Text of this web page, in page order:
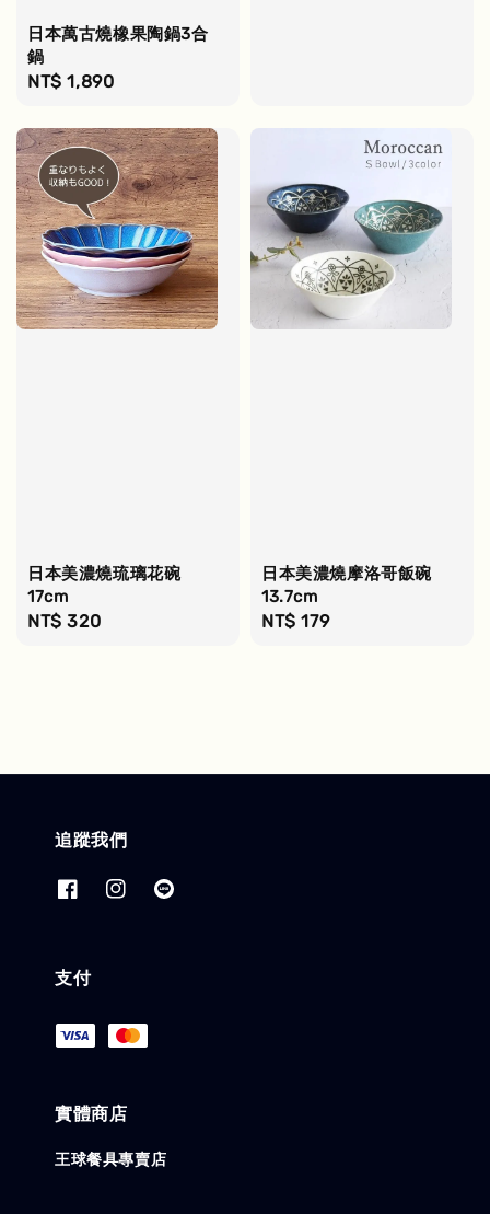
日本萬古燒橡果陶鍋3合
鍋
Regular
NT$ 1,890
日本美濃燒琉璃花碗
17cm
Regular
NT$ 320
日本美濃燒摩洛哥飯碗
13.7cm
Regular
NT$ 179
追蹤我們
支付
實體商店
王球餐具專賣店